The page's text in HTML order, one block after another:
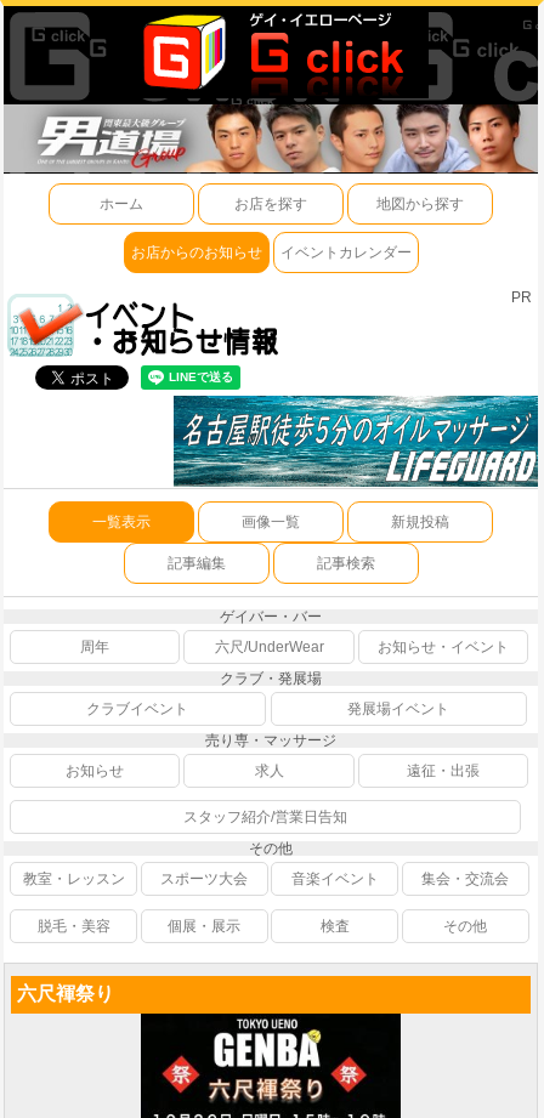
ホーム お店を探す 地図から探す
お店からのお知らせ イベントカレンダー
PR
一覧表示 画像一覧 新規投稿
記事編集 記事検索
ゲイバー・バー
周年
六尺/UnderWear
お知らせ・イベント
クラブ・発展場
クラブイベント
発展場イベント
売り専・マッサージ
お知らせ
求人 遠征・出張
スタッフ紹介/営業日告知
その他
教室・レッスン
スポーツ大会 音楽イベント 集会・交流会
脱毛・美容 個展・展示 検査 その他
六尺褌祭り